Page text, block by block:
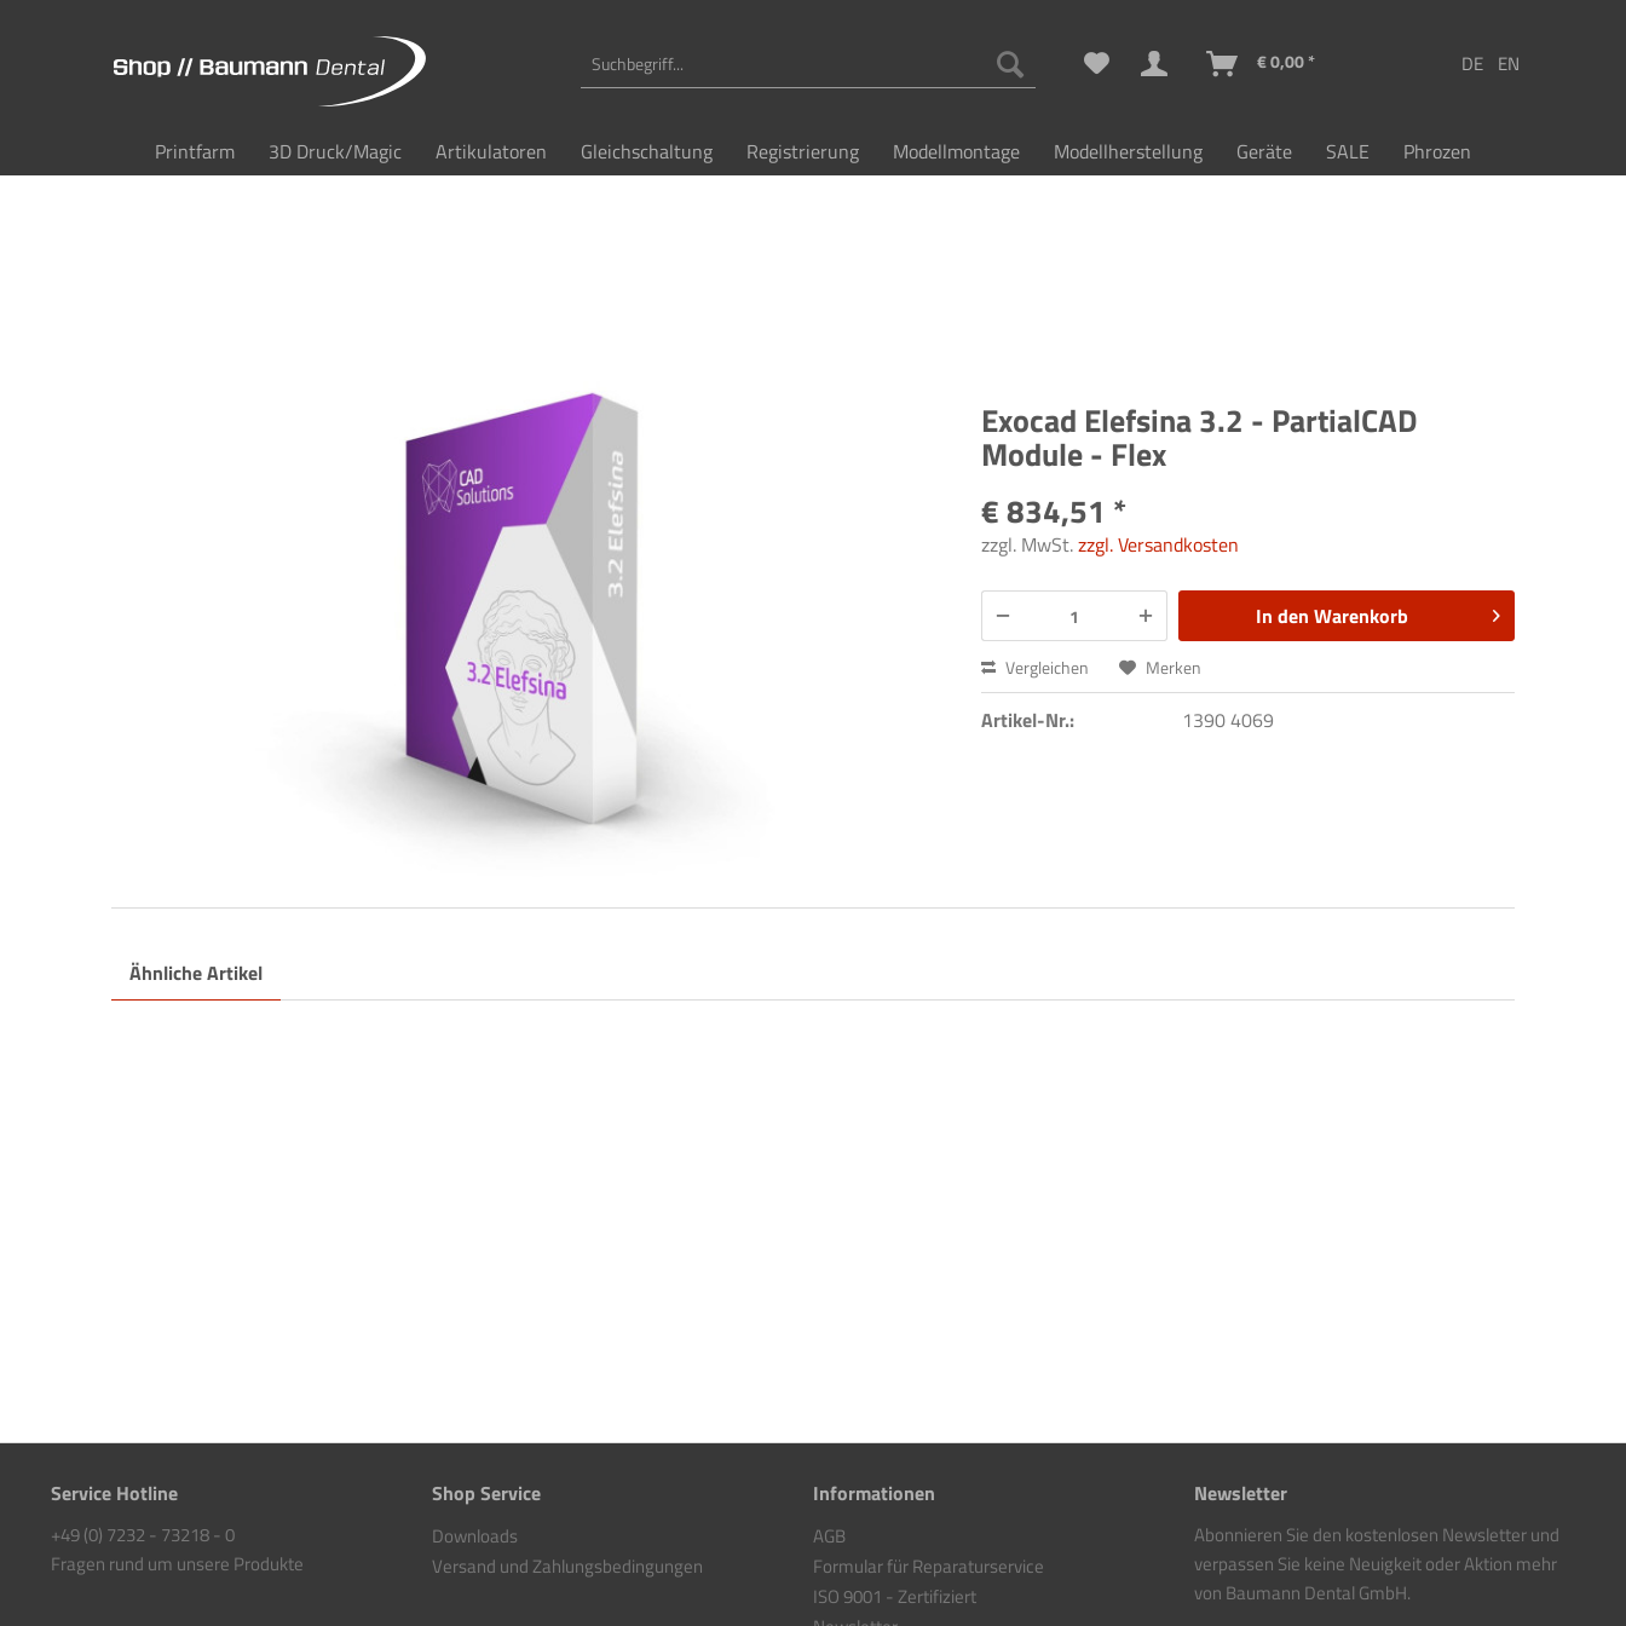
€ 0,00 *
Printfarm 3D Druck/Magic Artikulatoren Gleichschaltung Registrierung Modellmontage Modellherstellung Geräte SALE Phrozen
Exocad Elefsina 3.2 - PartialCAD
Module - Flex
€ 834,51 *
zzgl. MwSt.zzgl. Versandkosten
In den Warenkorb
Vergleichen Merken
Artikel-Nr.: 1390 4069
Ähnliche Artikel
Service Hotline
+49 (0) 7232 - 73218 - 0
Fragen rund um unsere Produkte
Shop Service
Downloads
Versand und Zahlungsbedingungen
Informationen
AGB
Formular für Reparaturservice
ISO 9001 - Zertifiziert
Newsletter
Abonnieren Sie den kostenlosen Newsletter und
verpassen Sie keine Neuigkeit oder Aktion mehr
von Baumann Dental GmbH.